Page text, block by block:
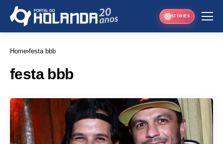
STORIES
Home festa bbb
festa bbb